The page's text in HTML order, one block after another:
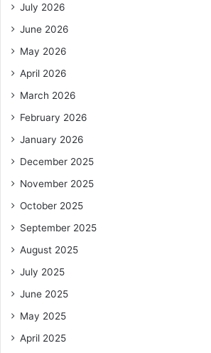
July 2026
June 2026
May 2026
April 2026
March 2026
February 2026
January 2026
December 2025
November 2025
October 2025
September 2025
August 2025
July 2025
June 2025
May 2025
April 2025